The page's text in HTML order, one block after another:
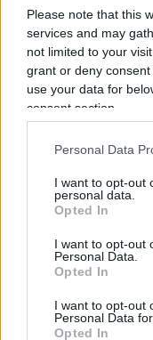
Please note that this
services and may
not limited to your
grant or deny
use your data for
consent section.
Personal Data
I want to opt-out
personal data.
Opted In
I want to opt-out
Personal Data.
Opted In
I want to opt-out
Personal Data
Opted In